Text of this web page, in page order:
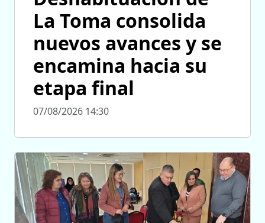
La Toma consolida
nuevos avances y se
encamina hacia su
etapa final
07/08/2026 14:30